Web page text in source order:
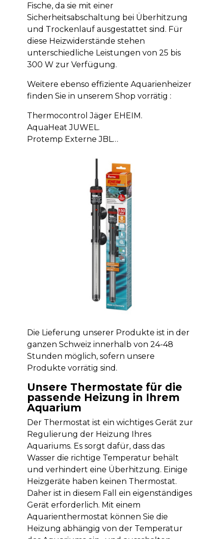
Fische, da sie mit einer
Sicherheitsabschaltung bei Überhitzung
und Trockenlauf ausgestattet sind. Für
diese Heizwiderstände stehen
unterschiedliche Leistungen von 25 bis
300 W zur Verfügung.
Weitere ebenso effiziente Aquarienheizer
finden Sie in unserem Shop vorrätig :
Thermocontrol Jäger EHEIM.
AquaHeat JUWEL.
Protemp Externe JBL…
Die Lieferung unserer Produkte ist in der
ganzen Schweiz innerhalb von 24-48
Stunden möglich, sofern unsere
Produkte vorrätig sind.
Unsere Thermostate für die
passende Heizung in Ihrem
Aquarium
Der Thermostat ist ein wichtiges Gerät zur
Regulierung der Heizung Ihres
Aquariums. Es sorgt dafür, dass das
Wasser die richtige Temperatur behält
und verhindert eine Überhitzung. Einige
Heizgeräte haben keinen Thermostat.
Daher ist in diesem Fall ein eigenständiges
Gerät erforderlich. Mit einem
Aquarienthermostat können Sie die
Heizung abhängig von der Temperatur